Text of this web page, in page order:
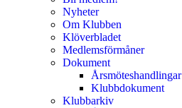
Nyheter
Om Klubben
Klöverbladet
Medlemsförmåner
Dokument
Årsmöteshandlingar
Klubbdokument
Klubbarkiv